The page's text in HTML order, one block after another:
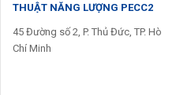
THUẬT NĂNG LƯỢNG PECC2
45 Đường số 2, P. Thủ Đức, TP. Hò
Chí Minh